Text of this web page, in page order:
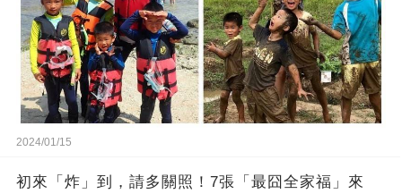
2024/01/15
初來「炸」到，請多關照！7張「最囧全家福」來